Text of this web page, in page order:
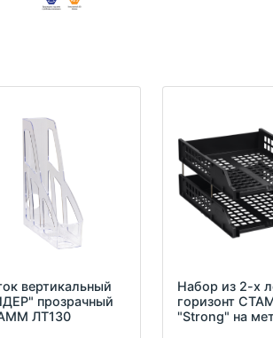
вертикальный
прозрачный
ЛТ130
Набор из 2-х
горизонт
"Strong" на